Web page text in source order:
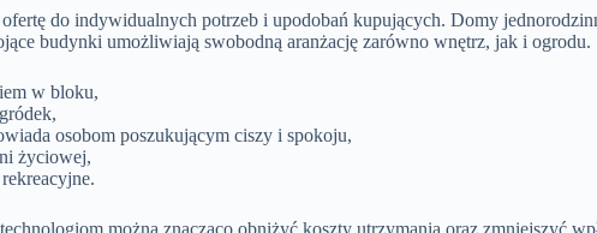
do indywidualnych potrzeb i upodobań kupujących. Domy
budynki umożliwiają swobodną aranżację zarówno wnętrz, jak i ogrodu.
w bloku,
osobom poszukującym ciszy i spokoju,
życiowej,